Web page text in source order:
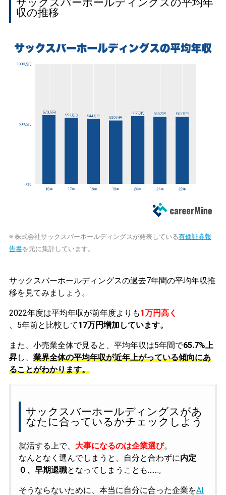
収の推移
※ 株式会社サックスバーホールディングスが発表している有価証券報
告書を元に集計しています。
サックスバーホールディングスの過去7年間の平均年収推
移を見てみましょう。
2022年度は平均年収が前年度よりも1万円高く
、5年前と比較して17万円増加しています。
また、小売業全体で見ると、平均年収は5年間で65.7%上
昇し、 業界全体の平均年収が近年上がっている傾向にあ
ることがわかります。
サックスバーホールディングスがあ
なたに合っているかチェックしよう
就活する上で、 大事になるのは企業選び。
なんとなく選んでしまうと、自分と合わずに内定
０、早期退職となってしまうことも……。
そうならないために、本当に自分に合った企業をAI